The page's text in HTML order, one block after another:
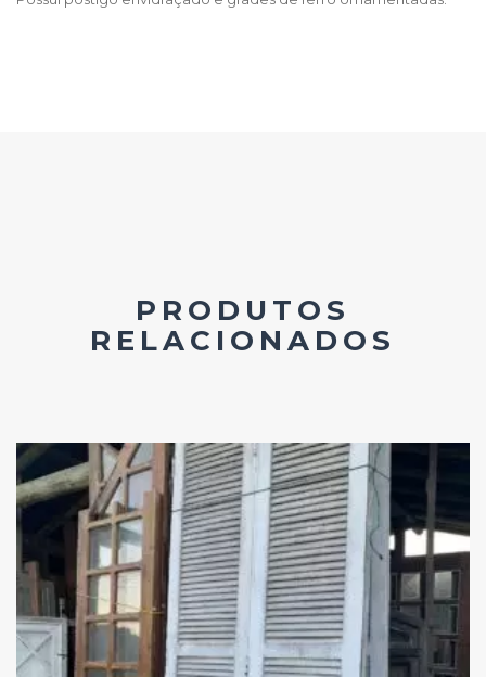
PRODUTOS
RELACIONADOS